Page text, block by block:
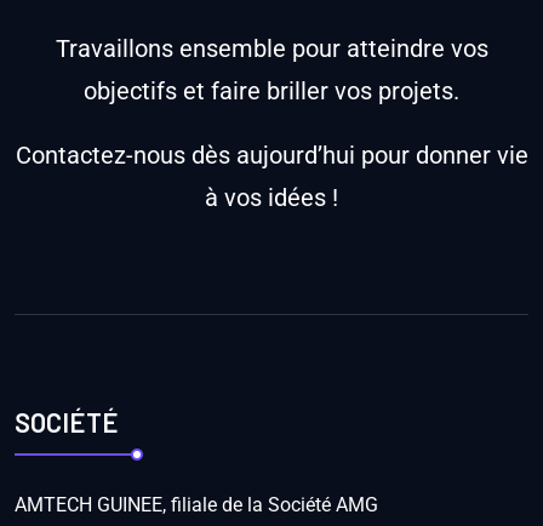
Travaillons ensemble pour atteindre vos
objectifs et faire briller vos projets.
Contactez-nous dès aujourd’hui pour donner vie
à vos idées !
SOCIÉTÉ
AMTECH GUINEE, filiale de la Société AMG